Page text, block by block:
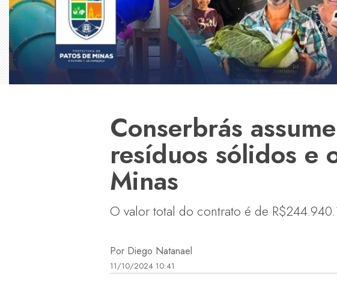
Conserbrás
resíduos sólidos e
Minas
O valor total do contrato é de
Por Diego Natanael
11/10/2024 10:41